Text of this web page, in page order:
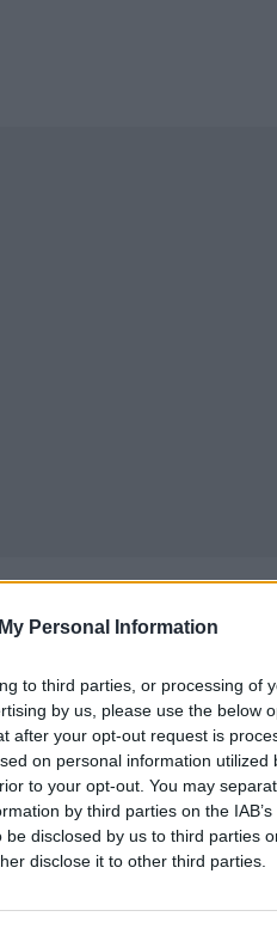
Personal Information
to third parties, or processing of
by us, please use the below
after your opt-out request is
on personal information utilized
to your opt-out. You may
by third parties on the
disclosed by us to third parties
disclose it to other third parties.